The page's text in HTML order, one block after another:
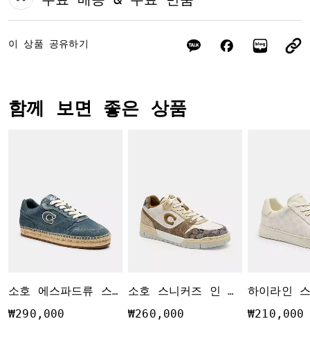
이 상품 공유하기
함께 보면 좋은 상품
소호 에스파드류 스니커즈 인 러브드 데님
₩290,000
소호 스니커즈 인 믹스드 시그니처
₩260,000 ₩210,000